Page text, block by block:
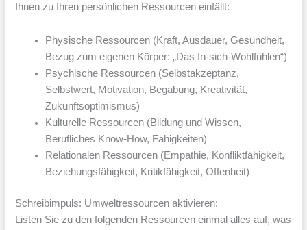
Ihnen zu Ihren persönlichen Ressourcen einfällt:
Physische Ressourcen (Kraft, Ausdauer, Gesundheit,
Bezug zum eigenen Körper: „Das In-sich-Wohlfühlen“)
Psychische Ressourcen (Selbstakzeptanz,
Selbstwert, Motivation, Begabung, Kreativität,
Zukunftsoptimismus)
Kulturelle Ressourcen (Bildung und Wissen,
Berufliches Know-How, Fähigkeiten)
Relationalen Ressourcen (Empathie, Konfliktfähigkeit,
Beziehungsfähigkeit, Kritikfähigkeit, Offenheit)
Schreibimpuls: Umweltressourcen aktivieren:
Listen Sie zu den folgenden Ressourcen einmal alles auf, was